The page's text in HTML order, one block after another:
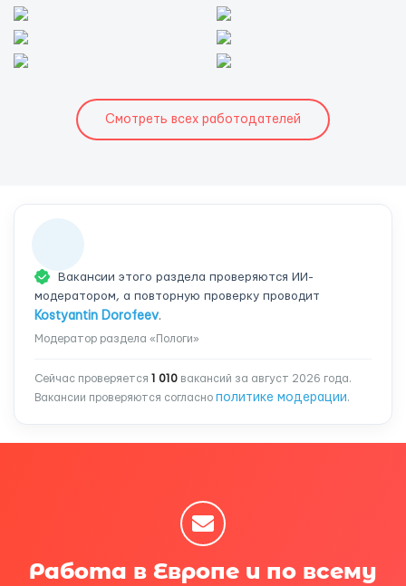
Смотреть всех работодателей
Вакансии этого раздела проверяются ИИ-
модератором, а повторную проверку проводит
Kostyantin Dorofeev.
Модератор раздела «Пологи»
Сейчас проверяется 1 010 вакансий за август 2026 года.
Вакансии проверяются согласно политике модерации.
Работа в Европе и по всему